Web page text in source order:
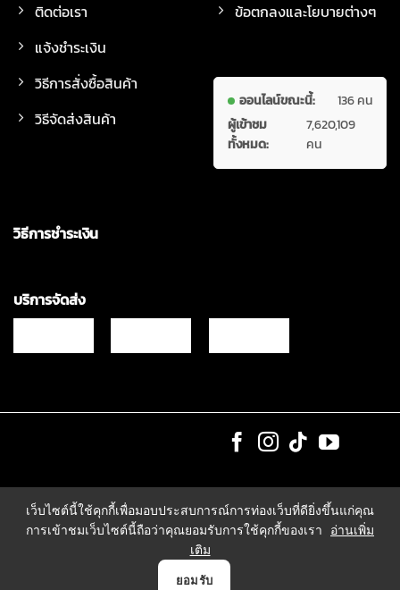
ติดต่อเรา
แจ้งชำระเงิน
วิธีการสั่งซื้อสินค้า
วิธีจัดส่งสินค้า
ข้อตกลงและโยบายต่างๆ
ออนไลน์ขณะนี้:
136 คน
ผู้เข้าชม
ทั้งหมด:
7,620,109
คน
วิธีการชำระเงิน
บริการจัดส่ง
เว็บไซต์นี้ใช้คุกกี้เพื่อมอบประสบการณ์การท่องเว็บที่ดียิ่งขึ้นแก่คุณ
การเข้าชมเว็บไซต์นี้ถือว่าคุณยอมรับการใช้คุกกี้ของเรา
อ่านเพิ่ม
เติม
ยอมรับ